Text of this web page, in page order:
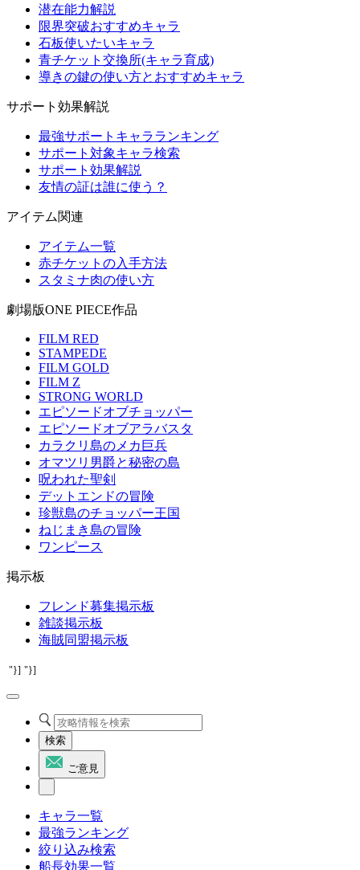
潜在能力解説
限界突破おすすめキャラ
石板使いたいキャラ
青チケット交換所(キャラ育成)
導きの鍵の使い方とおすすめキャラ
サポート効果解説
最強サポートキャラランキング
サポート対象キャラ検索
サポート効果解説
友情の証は誰に使う？
アイテム関連
アイテム一覧
赤チケットの入手方法
スタミナ肉の使い方
劇場版ONE PIECE作品
FILM RED
STAMPEDE
FILM GOLD
FILM Z
STRONG WORLD
エピソードオブチョッパー
エピソードオブアラバスタ
カラクリ島のメカ巨兵
オマツリ男爵と秘密の島
呪われた聖剣
デットエンドの冒険
珍獣島のチョッパー王国
ねじまき島の冒険
ワンピース
掲示板
フレンド募集掲示板
雑談掲示板
海賊同盟掲示板
"}] "}]
検索
ご意見
キャラ一覧
最強ランキング
絞り込み検索
船長効果一覧